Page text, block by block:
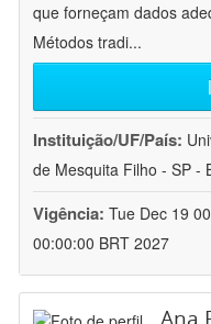
que forneçam dados
Métodos tradi...
Instituição/UF/País:
de Mesquita Filho - SP -
Vigência: Tue Dec 19
00:00:00 BRT 2027